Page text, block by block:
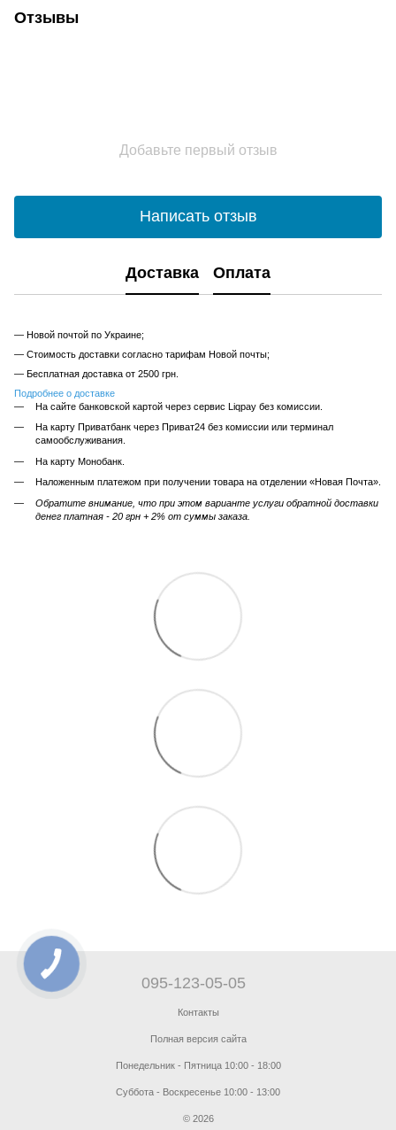
Отзывы
Добавьте первый отзыв
Написать отзыв
Доставка Оплата
— Новой почтой по Украине;
— Стоимость доставки согласно тарифам Новой почты;
— Бесплатная доставка от 2500 грн.
Подробнее о доставке
На сайте банковской картой через сервис Liqpay без комиссии.
На карту Приватбанк через Приват24 без комиссии или терминал
самообслуживания.
На карту Монобанк.
Наложенным платежом при получении товара на отделении «Новая Почта».
Обратите внимание, что при этом варианте услуги обратной доставки
денег платная - 20 грн + 2% от суммы заказа.
095-123-05-05
Контакты
Полная версия сайта
Понедельник - Пятница 10:00 - 18:00
Суббота - Воскресенье 10:00 - 13:00
© 2026